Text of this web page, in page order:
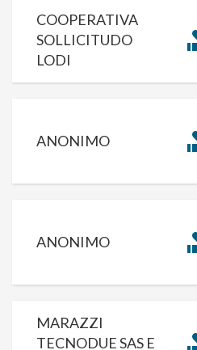
COOPERATIVA
SOLLICITUDO
LODI
ANONIMO
ANONIMO
MARAZZI
TECNODUE SAS E